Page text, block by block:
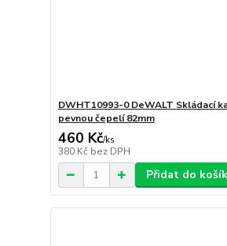
DWHT10993-0 DeWALT Skládací
pevnou čepelí 82mm
460 Kč/ks
380 Kč bez DPH
Přidat do